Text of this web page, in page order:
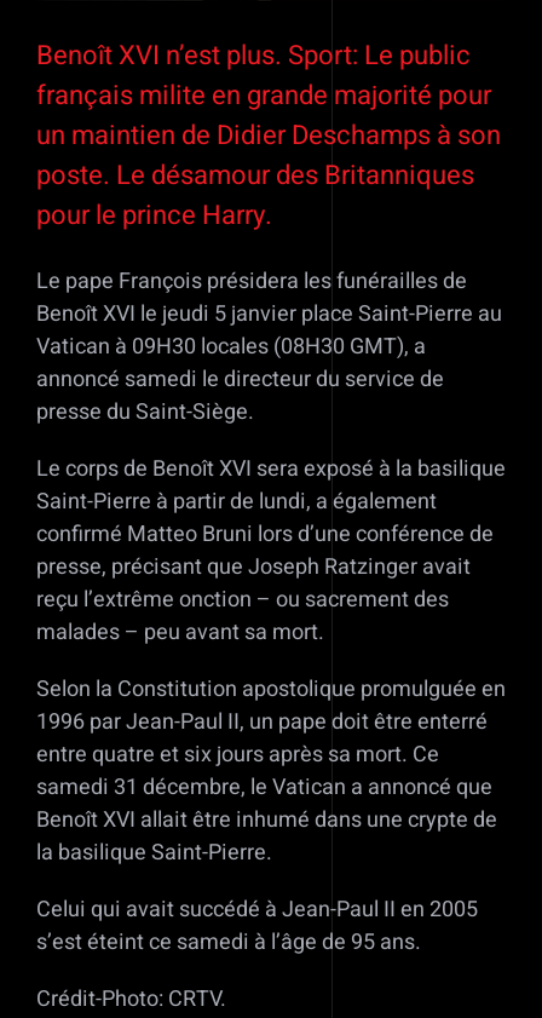
Benoît XVI n’est plus. Sport: Le public
français milite en grande majorité pour
un maintien de Didier Deschamps à son
poste. Le désamour des Britanniques
pour le prince Harry.
Le pape François présidera les funérailles de
Benoît XVI le jeudi 5 janvier place Saint-Pierre au
Vatican à 09H30 locales (08H30 GMT), a
annoncé samedi le directeur du service de
presse du Saint-Siège.
Le corps de Benoît XVI sera exposé à la basilique
Saint-Pierre à partir de lundi, a également
confirmé Matteo Bruni lors d’une conférence de
presse, précisant que Joseph Ratzinger avait
reçu l’extrême onction – ou sacrement des
malades – peu avant sa mort.
Selon la Constitution apostolique promulguée en
1996 par Jean-Paul II, un pape doit être enterré
entre quatre et six jours après sa mort. Ce
samedi 31 décembre, le Vatican a annoncé que
Benoît XVI allait être inhumé dans une crypte de
la basilique Saint-Pierre.
Celui qui avait succédé à Jean-Paul II en 2005
s’est éteint ce samedi à l’âge de 95 ans.
Crédit-Photo: CRTV.